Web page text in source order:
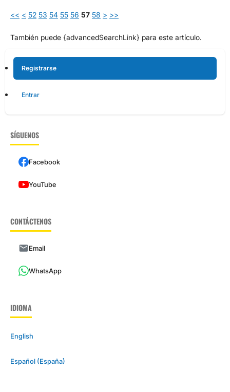
<< < 52 53 54 55 56 57 58 > >>
También puede {advancedSearchLink} para este artículo.
Registrarse
Entrar
SÍGUENOS
Facebook
YouTube
CONTÁCTENOS
Email
WhatsApp
IDIOMA
English
Español (España)